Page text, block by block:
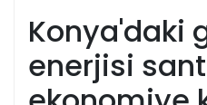
Konya'daki
enerjisi